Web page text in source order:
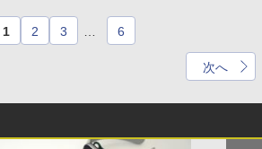
1 2 3 6
次へ